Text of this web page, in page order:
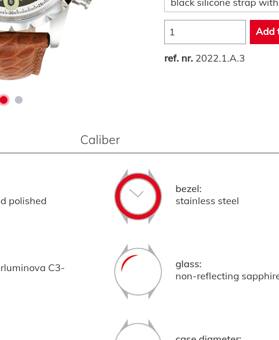
Add
ref. nr. 2022.1.A.3
Caliber
polished
bezel:
stainless steel
C3-
glass:
non-reflecting